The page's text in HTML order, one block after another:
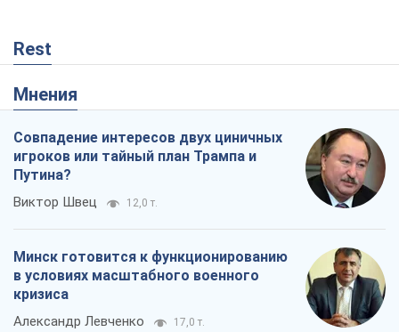
Rest
Мнения
Совпадение интересов двух циничных
игроков или тайный план Трампа и
Путина?
Виктор Швец 12,0 т.
Минск готовится к функционированию
в условиях масштабного военного
кризиса
Александр Левченко 17,0 т.